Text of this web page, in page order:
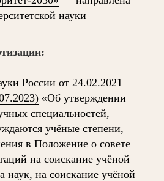
науки
России от 24.02.2021
«Об утверждении
специальностей,
учёные степени,
в Положение о совете
на соискание учёной
наук, на соискание учёной